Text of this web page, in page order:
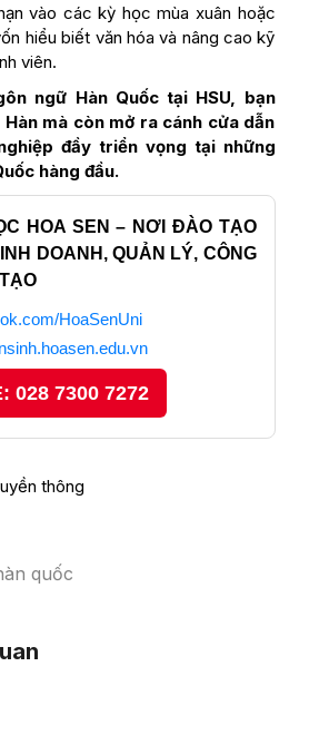
vào các kỳ học mùa xuân hoặc
hiểu biết văn hóa và nâng cao kỹ
viên.
ngữ Hàn Quốc tại HSU, bạn
mà còn mở ra cánh cửa dẫn
đầy triển vọng tại những
hàng đầu.
HOA SEN – NƠI ĐÀO TẠO
DOANH, QUẢN LÝ, CÔNG
HoaSenUni
028 7300 7272
thông
quốc